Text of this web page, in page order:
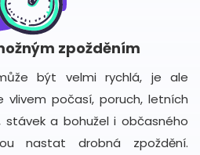
zpožděním
být velmi rychlá, je ale
vlivem počasí, poruch, letních
stávek a bohužel i občasného
nastat drobná zpoždění.